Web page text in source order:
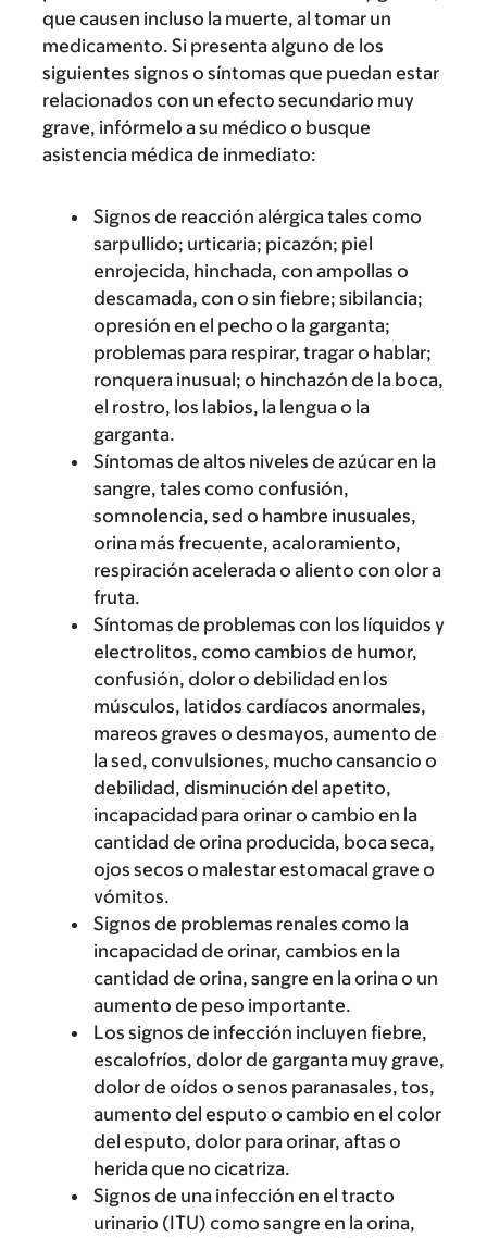
que causen incluso la muerte, al tomar un
medicamento. Si presenta alguno de los
siguientes signos o síntomas que puedan estar
relacionados con un efecto secundario muy
grave, infórmelo a su médico o busque
asistencia médica de inmediato:
Signos de reacción alérgica tales como
sarpullido; urticaria; picazón; piel
enrojecida, hinchada, con ampollas o
descamada, con o sin fiebre; sibilancia;
opresión en el pecho o la garganta;
problemas para respirar, tragar o hablar;
ronquera inusual; o hinchazón de la boca,
el rostro, los labios, la lengua o la
garganta.
Síntomas de altos niveles de azúcar en la
sangre, tales como confusión,
somnolencia, sed o hambre inusuales,
orina más frecuente, acaloramiento,
respiración acelerada o aliento con olor a
fruta.
Síntomas de problemas con los líquidos y
electrolitos, como cambios de humor,
confusión, dolor o debilidad en los
músculos, latidos cardíacos anormales,
mareos graves o desmayos, aumento de
la sed, convulsiones, mucho cansancio o
debilidad, disminución del apetito,
incapacidad para orinar o cambio en la
cantidad de orina producida, boca seca,
ojos secos o malestar estomacal grave o
vómitos.
Signos de problemas renales como la
incapacidad de orinar, cambios en la
cantidad de orina, sangre en la orina o un
aumento de peso importante.
Los signos de infección incluyen fiebre,
escalofríos, dolor de garganta muy grave,
dolor de oídos o senos paranasales, tos,
aumento del esputo o cambio en el color
del esputo, dolor para orinar, aftas o
herida que no cicatriza.
Signos de una infección en el tracto
urinario (ITU) como sangre en la orina,